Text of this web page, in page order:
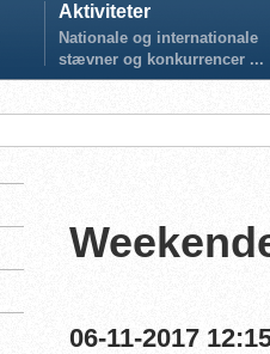
Aktiviteter
Nationale og internationale
stævner og konkurrencer ...
06-11-2017